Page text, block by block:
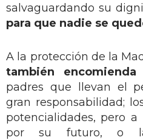
salvaguardando su
para que nadie se
A la protección de la
también
padres que llevan el
gran responsabilidad;
potencialidades, pero
por su futuro, o